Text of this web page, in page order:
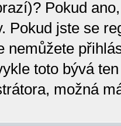
Pokud
Pokud jste se
nemůžete
toto bývá
možná